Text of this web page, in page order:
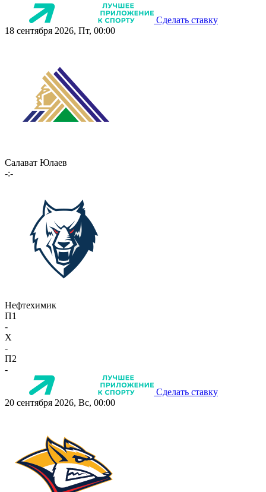
Сделать ставку
18 сентября 2026, Пт, 00:00
Салават Юлаев
-:-
Нефтехимик
П1
-
X
-
П2
-
Сделать ставку
20 сентября 2026, Вс, 00:00